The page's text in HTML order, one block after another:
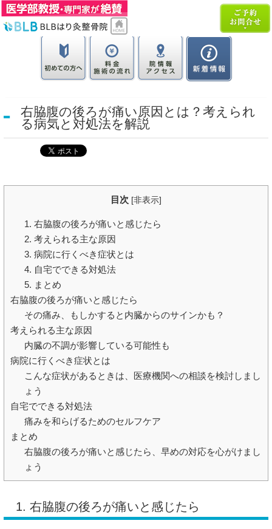
右脇腹の後ろが痛い原因とは？考えられ
る病気と対処法を解説
目次 [非表示]
1. 右脇腹の後ろが痛いと感じたら
2. 考えられる主な原因
3. 病院に行くべき症状とは
4. 自宅でできる対処法
5. まとめ
右脇腹の後ろが痛いと感じたら
その痛み、もしかすると内臓からのサインかも？
考えられる主な原因
内臓の不調が影響している可能性も
病院に行くべき症状とは
こんな症状があるときは、医療機関への相談を検討しまし
ょう
自宅でできる対処法
痛みを和らげるためのセルフケア
まとめ
右脇腹の後ろが痛いと感じたら、早めの対応を心がけまし
ょう
1. 右脇腹の後ろが痛いと 感じたら